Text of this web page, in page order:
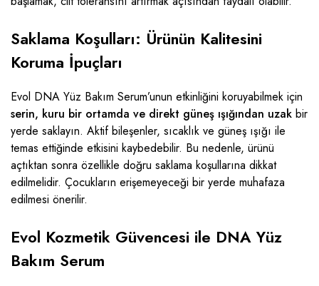
Saklama Koşulları: Ürünün Kalitesini
Koruma İpuçları
Evol DNA Yüz Bakım Serum’unun etkinliğini koruyabilmek için
serin, kuru bir ortamda ve direkt güneş ışığından uzak bir
yerde saklayın. Aktif bileşenler, sıcaklık ve güneş ışığı ile
temas ettiğinde etkisini kaybedebilir. Bu nedenle, ürünü
açtıktan sonra özellikle doğru saklama koşullarına dikkat
edilmelidir. Çocukların erişemeyeceği bir yerde muhafaza
edilmesi önerilir.
Evol Kozmetik Güvencesi ile DNA Yüz
Bakım Serum